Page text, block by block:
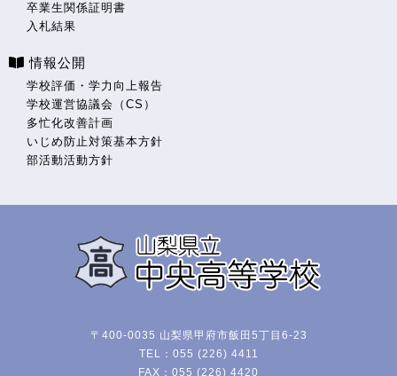
卒業生関係証明書
入札結果
情報公開
学校評価・学力向上報告
学校運営協議会（CS）
多忙化改善計画
いじめ防止対策基本方針
部活動活動方針
〒400-0035 山梨県甲府市飯田5丁目6-23
TEL：055 (226) 4411
FAX：055 (226) 4420